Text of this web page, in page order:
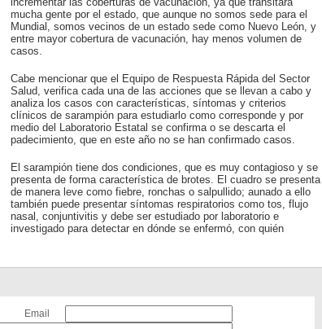
mucha gente por el estado, que aunque no somos sede para el
Mundial, somos vecinos de un estado sede como Nuevo León, y
entre mayor cobertura de vacunación, hay menos volumen de
casos.
Cabe mencionar que el Equipo de Respuesta Rápida del Sector
Salud, verifica cada una de las acciones que se llevan a cabo y
analiza los casos con características, síntomas y criterios
clínicos de sarampión para estudiarlo como corresponde y por
medio del Laboratorio Estatal se confirma o se descarta el
padecimiento, que en este año no se han confirmado casos.
El sarampión tiene dos condiciones, que es muy contagioso y se
presenta de forma característica de brotes. El cuadro se presenta
de manera leve como fiebre, ronchas o salpullido; aunado a ello
también puede presentar síntomas respiratorios como tos, flujo
nasal, conjuntivitis y debe ser estudiado por laboratorio e
investigado para detectar en dónde se enfermó, con quién
Email